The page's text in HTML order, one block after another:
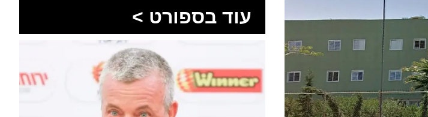
בלי מאמן, בלי סגל ועם דדליין:
הפועל באר שבע/דימונה בסכנה